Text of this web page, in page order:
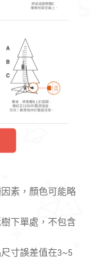
素，顏色可能略
下單處，不包含
寸誤差值在3~5